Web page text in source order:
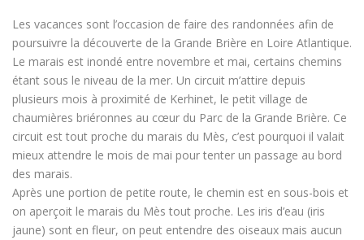
Les vacances sont l’occasion de faire des randonnées afin de
poursuivre la découverte de la Grande Brière en Loire Atlantique.
Le marais est inondé entre novembre et mai, certains chemins
étant sous le niveau de la mer. Un circuit m’attire depuis
plusieurs mois à proximité de Kerhinet, le petit village de
chaumières briéronnes au cœur du Parc de la Grande Brière. Ce
circuit est tout proche du marais du Mès, c’est pourquoi il valait
mieux attendre le mois de mai pour tenter un passage au bord
des marais.
Après une portion de petite route, le chemin est en sous-bois et
on aperçoit le marais du Mès tout proche. Les iris d’eau (iris
jaune) sont en fleur, on peut entendre des oiseaux mais aucun